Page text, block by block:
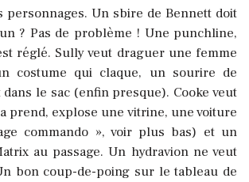
personnages. Un sbire de Bennett doit
? Pas de problème ! Une punchline,
réglé. Sully veut draguer une femme
costume qui claque, un sourire de
dans le sac (enfin presque). Cooke veut
prend, explose une vitrine, une voiture
commando », voir plus bas) et un
au passage. Un hydravion ne veut
bon coup-de-poing sur le tableau de